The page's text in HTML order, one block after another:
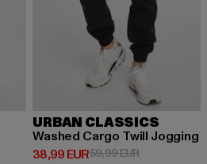
39,99 EUR
URBAN CLASSICS
Washed Cargo Twill Jogging
38,99 EUR
Derzeitiger Preis: 38,99 EUR
59,99 EURAktionspreis: